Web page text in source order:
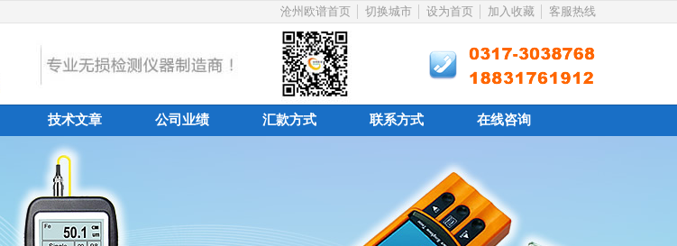
沧州欧谱首页 切换城市 设为首页 加入收藏 客服热线
技术文章 公司业绩 汇款方式 联系方式 在线咨询